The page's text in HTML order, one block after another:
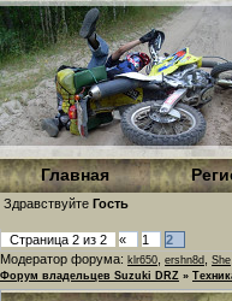
Главная
Здравствуйте Гость
Страница 2 из 2 « 1
2
Модератор форума: klr650 ershn8d She
Форум владельцев Suzuki DRZ »